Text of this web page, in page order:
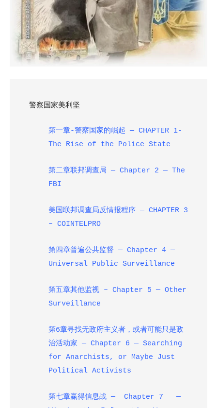
警察国家美利坚
第一章-警察国家的崛起 — CHAPTER 1-
The Rise of the Police State
第二章联邦调查局 — Chapter 2 — The
FBI
美国联邦调查局反情报程序 — CHAPTER 3
– COINTELPRO
第四章普遍公共监督 — Chapter 4 —
Universal Public Surveillance
第五章其他监视 – Chapter 5 — Other
Surveillance
第6章寻找无政府主义者，或者可能只是政
治活动家 — Chapter 6 — Searching
for Anarchists, or Maybe Just
Political Activists
第七章赢得信息战 — Chapter 7 —